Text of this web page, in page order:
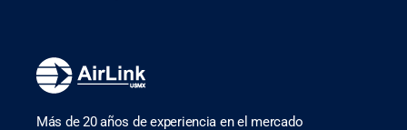
Más de 20 años de experiencia en el mercado